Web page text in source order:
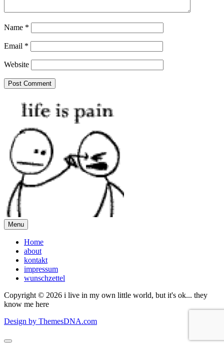
Name *
Email *
Website
Menu
Home
about
kontakt
impressum
wunschzettel
Copyright © 2026 i live in my own little world, but it's ok... they
know me here
Design by ThemesDNA.com